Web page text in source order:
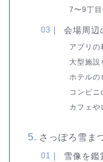
7〜9丁
会場周辺
アプリの
大型施設
ホテルの
コンビニ
カフェや
さっぽろ雪ま
雪像を鑑